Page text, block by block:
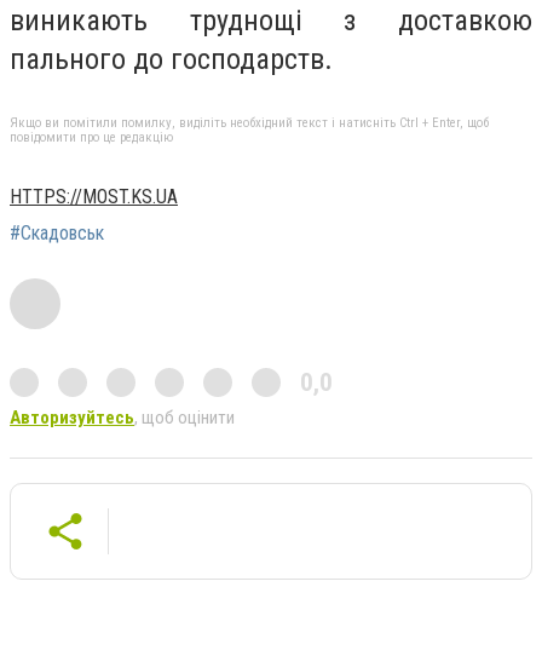
виникають труднощі з доставкою
пального до господарств.
Якщо ви помітили помилку, виділіть необхідний текст і натисніть Ctrl + Enter, щоб
повідомити про це редакцію
HTTPS://MOST.KS.UA
#Скадовськ
0,0
Авторизуйтесь, щоб оцінити